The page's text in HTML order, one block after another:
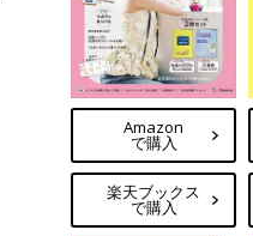
Amazon
で購入
楽天ブックス
で購入